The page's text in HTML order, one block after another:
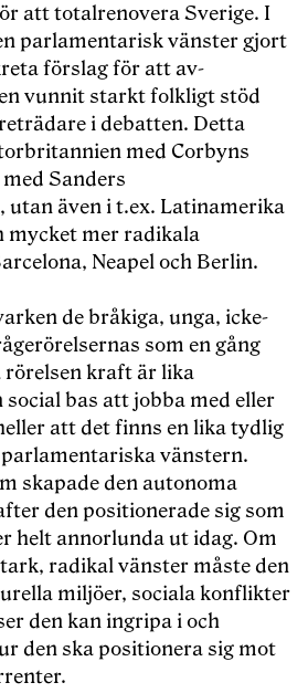
att totalrenovera Sverige. I
parlamentarisk vänster gjort
förslag för att av-
vunnit starkt folkligt stöd
i debatten. Detta
med Corbyns
Sanders
utan även i t.ex. Latinamerika
mycket mer radikala
Neapel och Berlin.
de bråkiga, unga, icke-
som en gång
rörelsen kraft är lika
bas att jobba med eller
att det finns en lika tydlig
vänstern.
skapade den autonoma
den positionerade sig som
helt annorlunda ut idag. Om
radikal vänster måste den
miljöer, sociala konflikter
den kan ingripa i och
den ska positionera sig mot